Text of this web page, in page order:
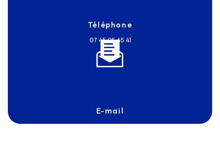
Téléphone
07 45 05 65 41
E-mail
frantz.touvron@antexmarine.com